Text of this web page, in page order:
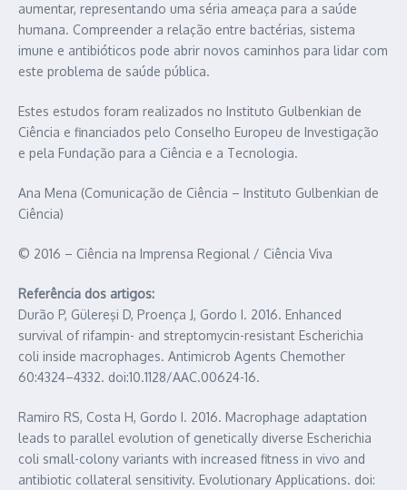
aumentar, representando uma séria ameaça para a saúde
humana. Compreender a relação entre bactérias, sistema
imune e antibióticos pode abrir novos caminhos para lidar com
este problema de saúde pública.
Estes estudos foram realizados no Instituto Gulbenkian de
Ciência e financiados pelo Conselho Europeu de Investigação
e pela Fundação para a Ciência e a Tecnologia.
Ana Mena (Comunicação de Ciência – Instituto Gulbenkian de
Ciência)
© 2016 – Ciência na Imprensa Regional / Ciência Viva
Referência dos artigos:
Durão P, Gülereşi D, Proença J, Gordo I. 2016. Enhanced
survival of rifampin- and streptomycin-resistant Escherichia
coli inside macrophages. Antimicrob Agents Chemother
60:4324–4332. doi:10.1128/AAC.00624-16.
Ramiro RS, Costa H, Gordo I. 2016. Macrophage adaptation
leads to parallel evolution of genetically diverse Escherichia
coli small-colony variants with increased fitness in vivo and
antibiotic collateral sensitivity. Evolutionary Applications. doi: